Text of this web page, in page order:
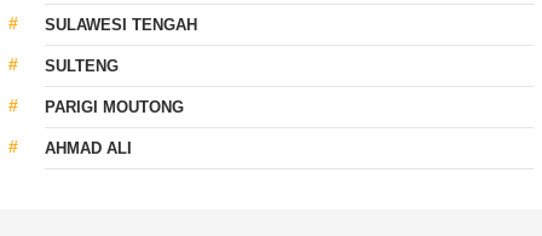
SULAWESI TENGAH
SULTENG
PARIGI MOUTONG
AHMAD ALI